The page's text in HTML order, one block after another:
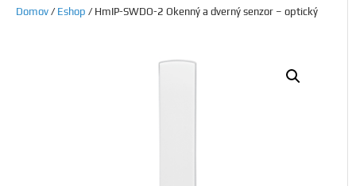
Domov / Eshop / HmIP-SWDO-2 Okenný a dverný senzor – optický